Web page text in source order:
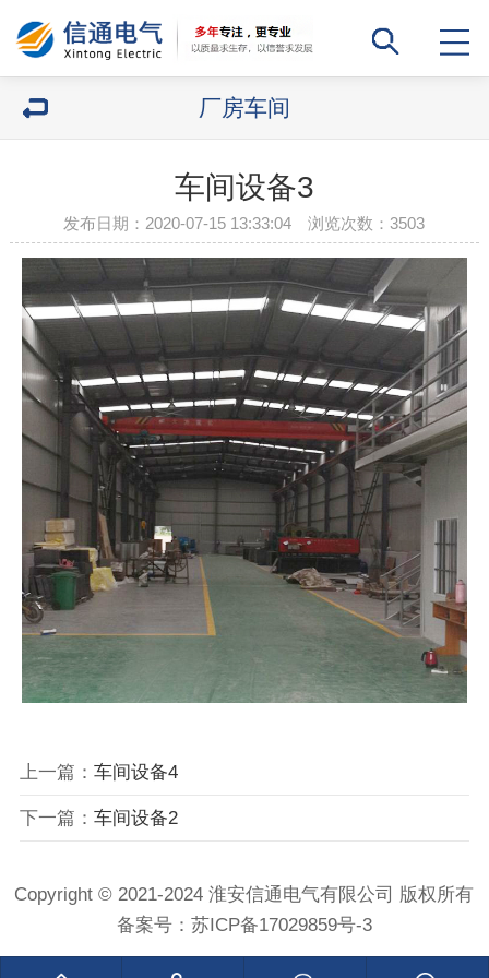
厂房车间
车间设备3
发布日期：2020-07-15 13:33:04 浏览次数：3503
上一篇： 车间设备4
下一篇： 车间设备2
Copyright © 2021-2024 淮安信通电气有限公司 版权所有
备案号： 苏ICP备17029859号-3